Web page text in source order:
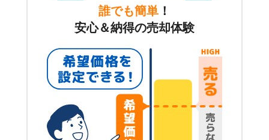
誰でも簡単 ！
安心＆納得の売却体験